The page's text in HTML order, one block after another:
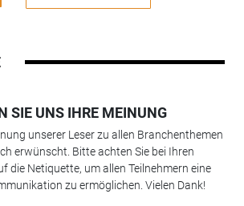
SIE UNS IHRE MEINUNG
unserer Leser zu allen Branchenthemen
erwünscht. Bitte achten Sie bei Ihren
die Netiquette, um allen Teilnehmern eine
zu ermöglichen. Vielen Dank!